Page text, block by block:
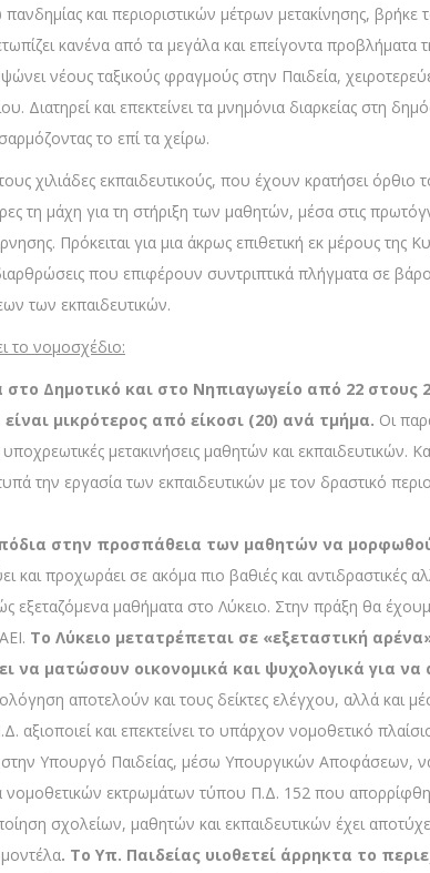
και περιοριστικών μέτρων μετακίνησης, βρήκε
κανένα από τα μεγάλα και επείγοντα προβλήματα
νέους ταξικούς φραγμούς στην Παιδεία,
και επεκτείνει τα μνημόνια διαρκείας στη
το επί τα χείρω.
χιλιάδες εκπαιδευτικούς, που έχουν κρατήσει
τη μάχη για τη στήριξη των μαθητών, μέσα στις
Πρόκειται για μια άκρως επιθετική εκ μέρους της
που επιφέρουν συντριπτικά πλήγματα σε
των εκπαιδευτικών.
το νομοσχέδιο:
Δημοτικό και στο Νηπιαγωγείο από 22 στους
μικρότερος από είκοσι (20) ανά τμήμα. Οι
μετακινήσεις μαθητών και εκπαιδευτικών.
την εργασία των εκπαιδευτικών με τον δραστικό
στην προσπάθεια των μαθητών να
και προχωράει σε ακόμα πιο βαθιές και αντιδραστικές
εξεταζόμενα μαθήματα στο Λύκειο. Στην πράξη θα
Το Λύκειο μετατρέπεται σε «εξεταστική
να ματώσουν οικονομικά και ψυχολογικά για
αποτελούν και τους δείκτες ελέγχου, αλλά
και επεκτείνει το υπάρχον νομοθετικό πλαίσιο
Υπουργό Παιδείας, μέσω Υπουργικών Αποφάσεων, να
νομοθετικών εκτρωμάτων τύπου Π.Δ. 152 που
σχολείων, μαθητών και εκπαιδευτικών έχει
. Το Υπ. Παιδείας υιοθετεί άρρηκτα το